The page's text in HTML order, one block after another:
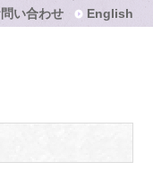
い合わせ English